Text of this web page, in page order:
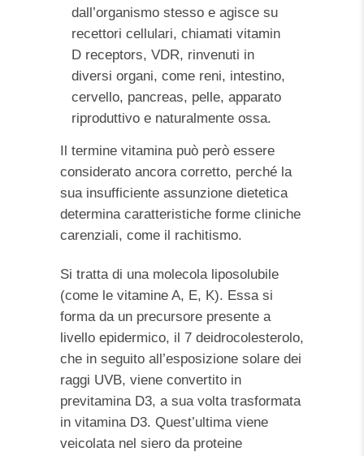
dall’organismo stesso e agisce su
recettori cellulari, chiamati vitamin
D receptors, VDR, rinvenuti in
diversi organi, come reni, intestino,
cervello, pancreas, pelle, apparato
riproduttivo e naturalmente ossa.
Il termine vitamina può però essere
considerato ancora corretto, perché la
sua insufficiente assunzione dietetica
determina caratteristiche forme cliniche
carenziali, come il rachitismo.
Si tratta di una molecola liposolubile
(come le vitamine A, E, K). Essa si
forma da un precursore presente a
livello epidermico, il 7 deidrocolesterolo,
che in seguito all’esposizione solare dei
raggi UVB, viene convertito in
previtamina D3, a sua volta trasformata
in vitamina D3. Quest’ultima viene
veicolata nel siero da proteine